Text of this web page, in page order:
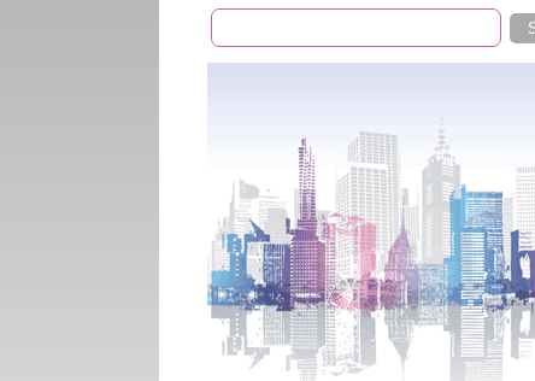
Search form
Search